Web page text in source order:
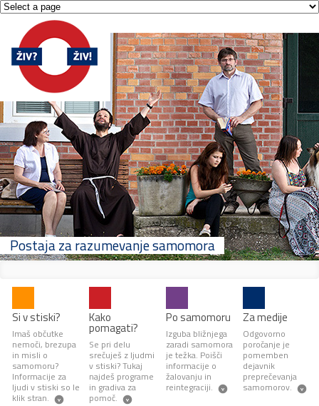
Postaja za razumevanje samomora
Si v stiski?
Imaš občutke
nemoči, brezupa
in misli o
samomoru?
Informacije za
ljudi v stiski so le
klik stran.
Kako
pomagati?
Se pri delu
srečuješ z ljudmi
v stiski? Tukaj
najdeš programe
in gradiva za
pomoč.
Po samomoru
Izguba bližnjega
zaradi samomora
je težka. Poišči
informacije o
žalovanju in
reintegraciji.
Za medije
Odgovorno
poročanje je
pomemben
dejavnik
preprečevanja
samomorov.